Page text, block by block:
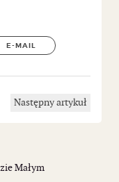
E-MAIL
Następny artykuł
Małym